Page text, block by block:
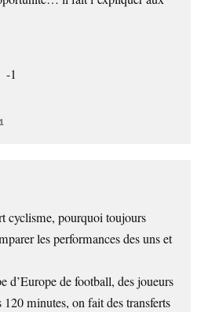
-1
cyclisme, pourquoi toujours
les performances des uns et
d’Europe de football, des joueurs
minutes, on fait des transferts